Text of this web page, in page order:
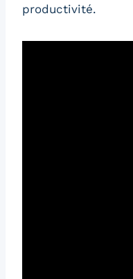
productivité.